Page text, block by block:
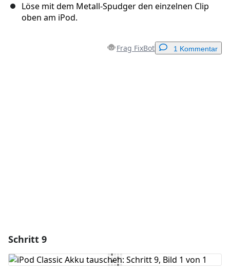
Löse mit dem Metall-Spudger den einzelnen Clip
oben am iPod.
Frag FixBot 1 Kommentar
Schritt 9